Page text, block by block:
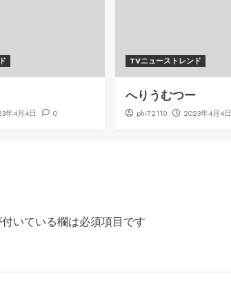
年4月4日 0
TVニューストレンド
へりうむつー
phi72110 2023年4月4日
付いている欄は必須項目です